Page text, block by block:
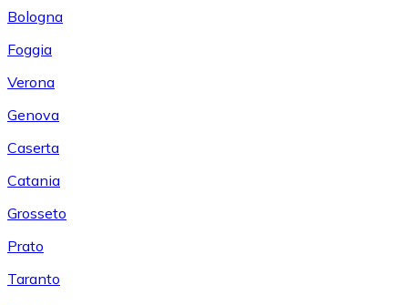
Bologna
Foggia
Verona
Genova
Caserta
Catania
Grosseto
Prato
Taranto